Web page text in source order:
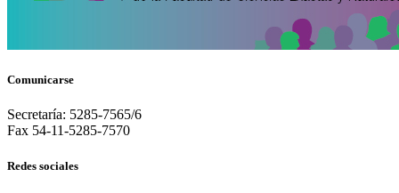
Comunicarse
Secretaría: 5285-7565/6
Fax 54-11-5285-7570
Redes sociales